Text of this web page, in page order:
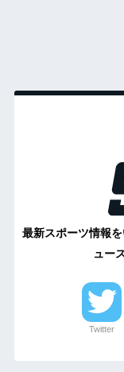
最新スポーツ情報
ュー
Twitter